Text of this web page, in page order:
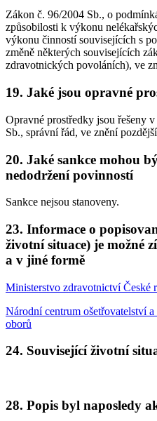
Zákon č. 96/2004 Sb., o
způsobilosti k výkonu
výkonu činností souvisejících s
změně některých souvisejících
zdravotnických povoláních), ve
19. Jaké jsou opravné
Opravné prostředky jsou řešeny
Sb., správní řád, ve znění
20. Jaké sankce mohou
nedodržení povinností
Sankce nejsou stanoveny.
23. Informace o
životní situace) je možné
a v jiné formě
Ministerstvo zdravotnictví České
Národní centrum ošetřovatelství
oborů
24. Související životní
28. Popis byl naposledy